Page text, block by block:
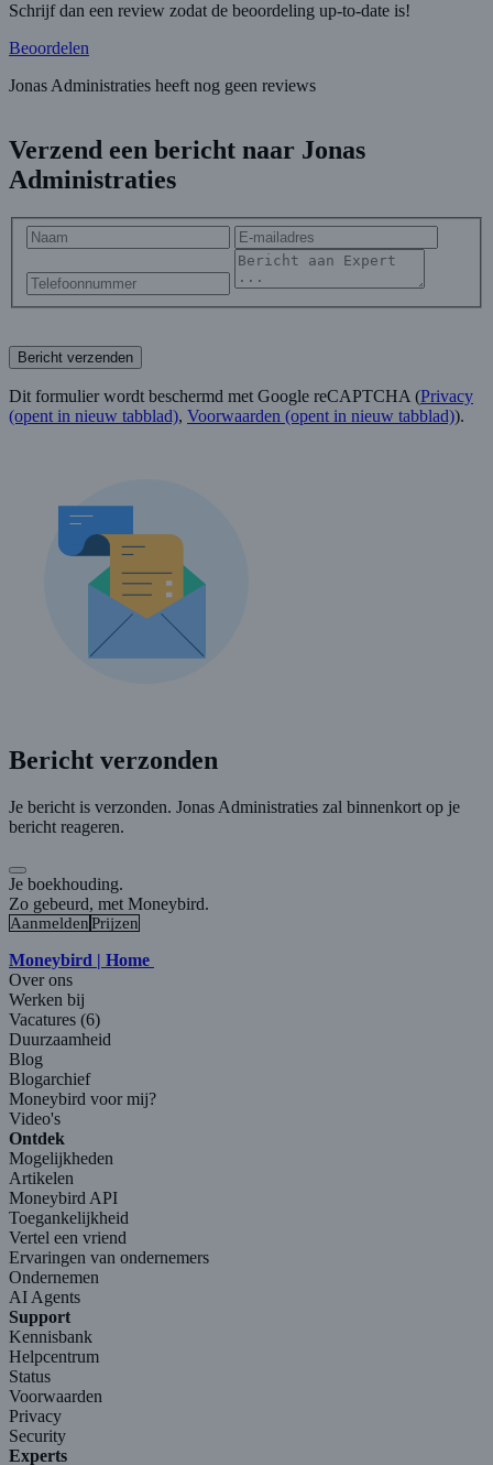
Schrijf dan een review zodat de beoordeling up-to-date is!
Beoordelen
Jonas Administraties heeft nog geen reviews
Verzend een bericht naar Jonas
Administraties
Bericht verzenden
Dit formulier wordt beschermd met Google reCAPTCHA (Privacy
(opent in nieuw tabblad), Voorwaarden (opent in nieuw tabblad)).
Bericht verzonden
Je bericht is verzonden. Jonas Administraties zal binnenkort op je
bericht reageren.